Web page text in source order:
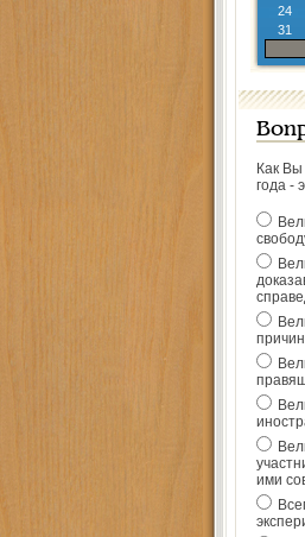
24
31
Как
года -
ими